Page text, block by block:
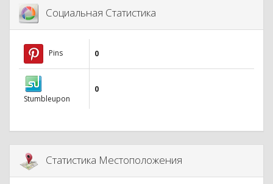
Социальная Статистика
Pins 0
Stumbleupon
0
Статистика Местоположения